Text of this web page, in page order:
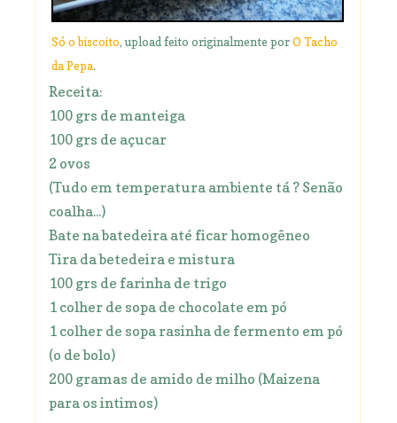
Só o biscoito, upload feito originalmente por O Tacho
da Pepa.
Receita:
100 grs de manteiga
100 grs de açucar
2 ovos
(Tudo em temperatura ambiente tá ? Senão
coalha...)
Bate na batedeira até ficar homogêneo
Tira da betedeira e mistura
100 grs de farinha de trigo
1 colher de sopa de chocolate em pó
1 colher de sopa rasinha de fermento em pó
(o de bolo)
200 gramas de amido de milho (Maizena
para os intimos)